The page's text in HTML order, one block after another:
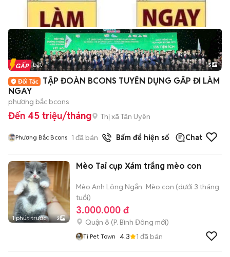
Tin nổi bật 5
TẬP ĐOÀN BCONS TUYỂN DỤNG GẤP ĐI LÀM
NGAY
phương bắc bcons
Đến 45 triệu/tháng Thị xã Tân Uyên
Phương Bắc Bcons 1 đã bán Bấm để hiện số Chat
1 phút trước 3
Mèo Tai cụp Xám trắng mèo con
Mèo Anh Lông Ngắn Mèo con (dưới 3 tháng
tuổi)
3.000.000 đ
Quận 8 (P. Bình Đông mới)
Ti Pet Town 4.3 1 đã bán